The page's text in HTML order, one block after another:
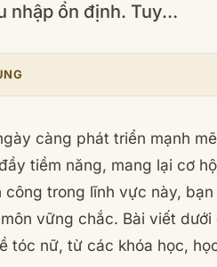
nhập ổn định. Tuy…
càng phát triển mạnh
tiềm năng, mang lại cơ
công trong lĩnh vực này,
vững chắc. Bài viết
tóc nữ, từ các khóa học,